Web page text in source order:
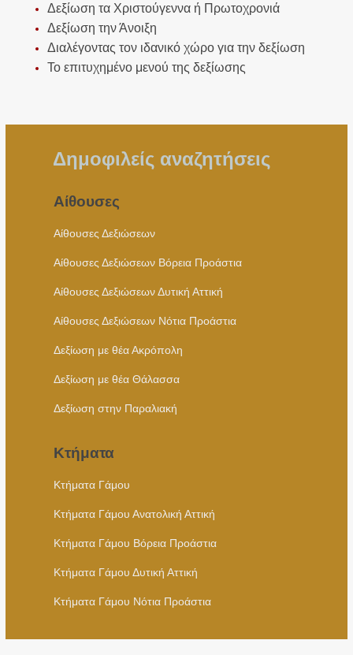
Δεξίωση τα Χριστούγεννα ή Πρωτοχρονιά
Δεξίωση την Άνοιξη
Διαλέγοντας τον ιδανικό χώρο για την δεξίωση
Το επιτυχημένο μενού της δεξίωσης
Δημοφιλείς αναζητήσεις
Αίθουσες
Αίθουσες Δεξιώσεων
Αίθουσες Δεξιώσεων Βόρεια Προάστια
Αίθουσες Δεξιώσεων Δυτική Αττική
Αίθουσες Δεξιώσεων Νότια Προάστια
Δεξίωση με θέα Ακρόπολη
Δεξίωση με θέα Θάλασσα
Δεξίωση στην Παραλιακή
Κτήματα
Κτήματα Γάμου
Κτήματα Γάμου Ανατολική Αττική
Κτήματα Γάμου Βόρεια Προάστια
Κτήματα Γάμου Δυτική Αττική
Κτήματα Γάμου Νότια Προάστια